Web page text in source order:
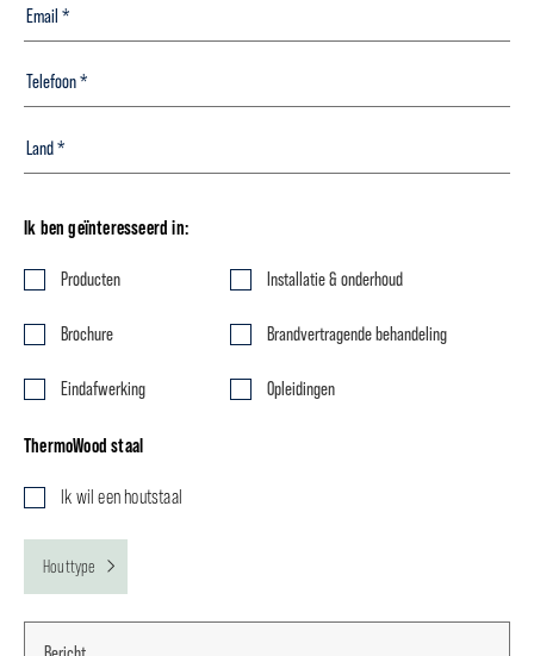
Ik ben geïnteresseerd in:
Producten Installatie & onderhoud
Brochure Brandvertragende behandeling
Eindafwerking Opleidingen
ThermoWood staal
Ik wil een houtstaal
Houttype